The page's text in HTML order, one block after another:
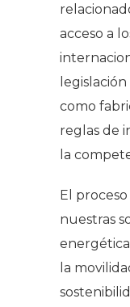
acceso a
como
reglas de
la
El
nuestras
la